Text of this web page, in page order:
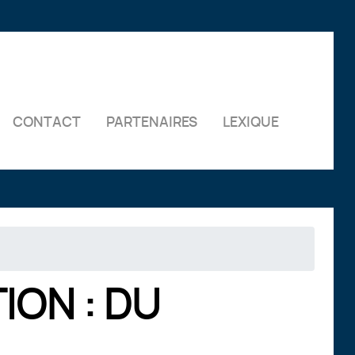
CONTACT PARTENAIRES LEXIQUE
: DU